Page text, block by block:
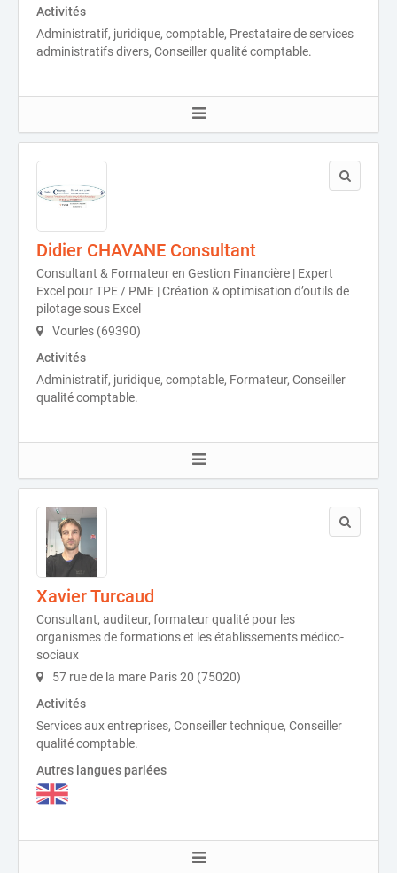
Activités
Administratif, juridique, comptable, Prestataire de services
administratifs divers, Conseiller qualité comptable.
Didier CHAVANE Consultant
Consultant & Formateur en Gestion Financière | Expert
Excel pour TPE / PME | Création & optimisation d’outils de
pilotage sous Excel
Vourles (69390)
Activités
Administratif, juridique, comptable, Formateur, Conseiller
qualité comptable.
Xavier Turcaud
Consultant, auditeur, formateur qualité pour les
organismes de formations et les établissements médico-
sociaux
57 rue de la mare Paris 20 (75020)
Activités
Services aux entreprises, Conseiller technique, Conseiller
qualité comptable.
Autres langues parlées